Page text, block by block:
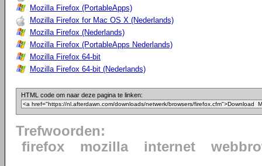
Mozilla Firefox (PortableApps)
Mozilla Firefox for Mac OS X (Nederlands)
Mozilla Firefox (Nederlands)
Mozilla Firefox (PortableApps Nederlands)
Mozilla Firefox 64-bit
Mozilla Firefox 64-bit (Nederlands)
HTML code om naar deze pagina te linken:
Trefwoorden:
firefox
mozilla internet